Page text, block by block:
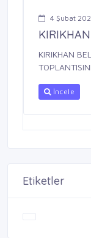
4 Şubat
KIRIKHAN
KIRIKHAN
İncele
Etiketler